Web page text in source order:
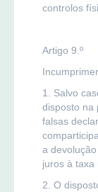
controlos
Artigo 9.º
1. Salvo
disposto na
falsas
a
juros à taxa
2. O